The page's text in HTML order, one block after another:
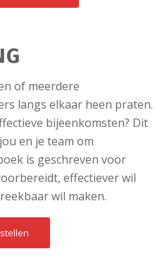
of meerdere
langs elkaar heen praten.
bijeenkomsten? Dit
en je team om
is geschreven voor
effectiever wil
wil maken.